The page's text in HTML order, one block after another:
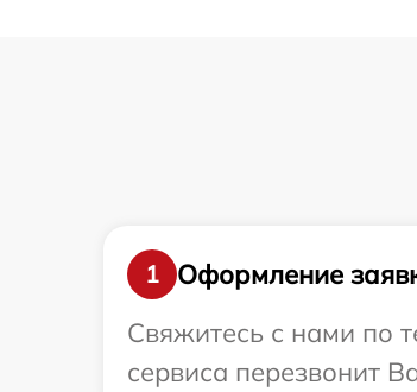
1
Оформление
Свяжитесь с нами по
сервиса перезвонит